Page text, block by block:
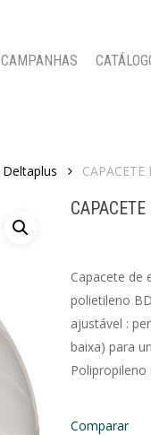
CAMPANHAS
Deltaplus
Capacete de
polietileno
ajustável :
baixa) para
Polipropileno
Comparar